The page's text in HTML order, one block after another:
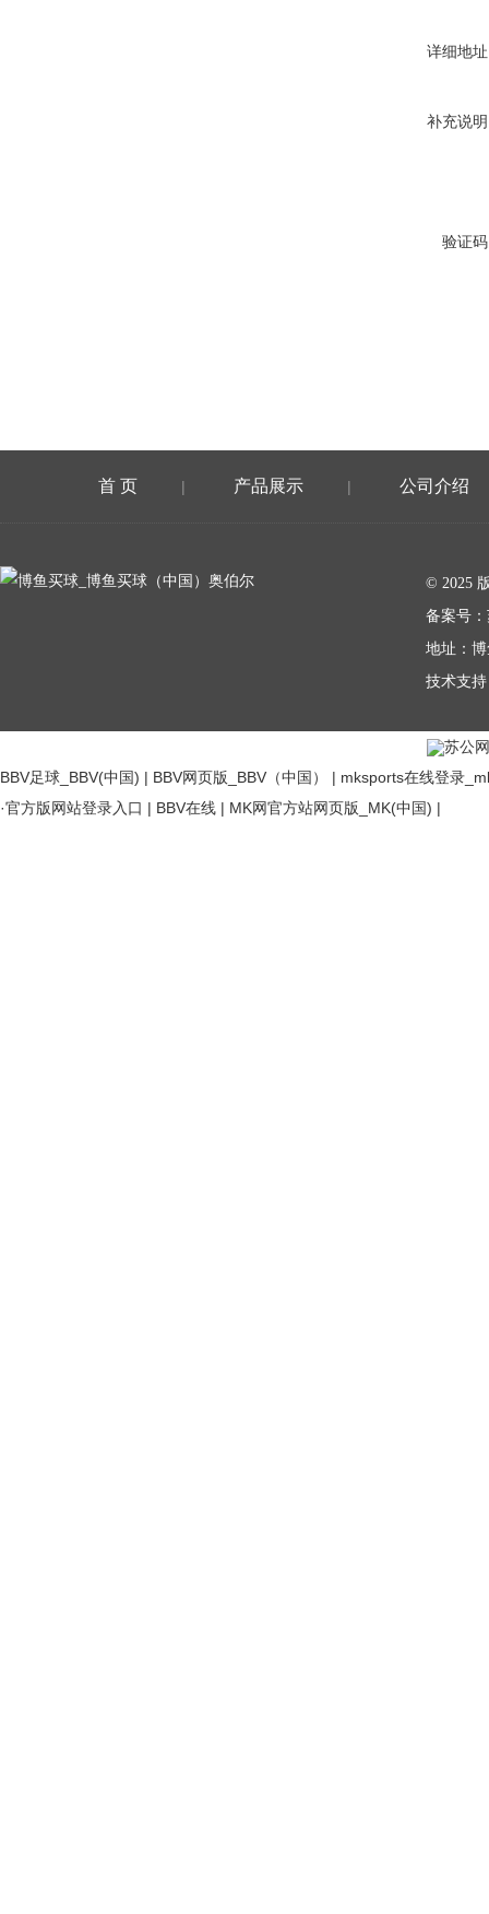
详细地
补充说
验证
首 页 | 产品展示 | 公司介绍
© 2025
备案号：
地址：
技术支
苏公
BBV足球_BBV(中国) | BBV网页版_BBV（中国） | mksports在线登录
·官方版网站登录入口 | BBV在线 | MK网官方站网页版_MK(中国) |